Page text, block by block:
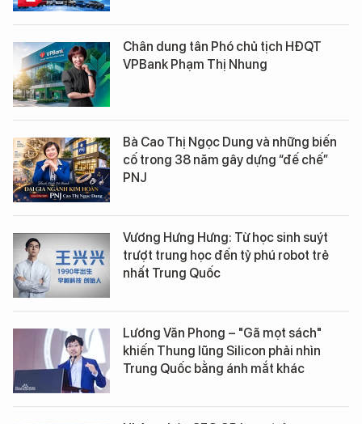
Chân dung tân Phó chủ tịch HĐQT
VPBank Phạm Thị Nhung
Bà Cao Thị Ngọc Dung và những biến
cố trong 38 năm gây dựng “đế chế”
PNJ
Vương Hưng Hưng: Từ học sinh suýt
trượt trung học đến tỷ phú robot trẻ
nhất Trung Quốc
Lương Văn Phong – "Gã mọt sách"
khiến Thung lũng Silicon phải nhìn
Trung Quốc bằng ánh mắt khác